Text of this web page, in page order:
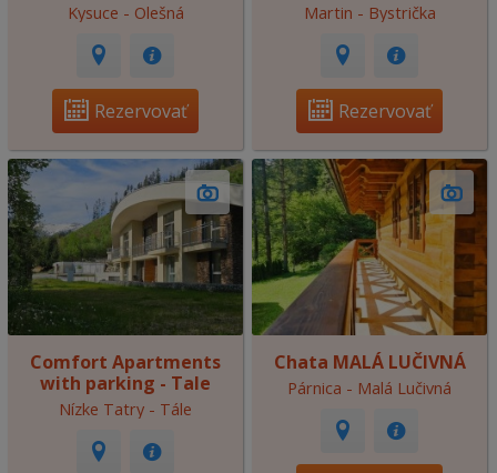
Kysuce - Olešná
Rezervovať
Martin - Bystrička
Rezervovať
Comfort Apartments
with parking - Tale
Nízke Tatry - Tále
Chata MALÁ LUČIVNÁ
Párnica - Malá Lučivná